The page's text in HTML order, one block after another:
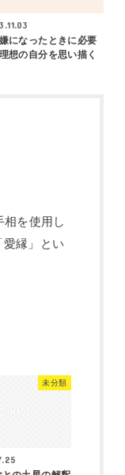
になったときに必要
想の自分を思い描く
を使用し
縁」とい
未分類